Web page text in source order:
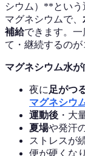
シウム）**とい
マグネシウムで、
補給できます。
て・継続するのが
マグネシウム水が
夜に 足がつ
マグネシウ
運動後 ・大
夏場や発汗
ストレスが
便が硬くな